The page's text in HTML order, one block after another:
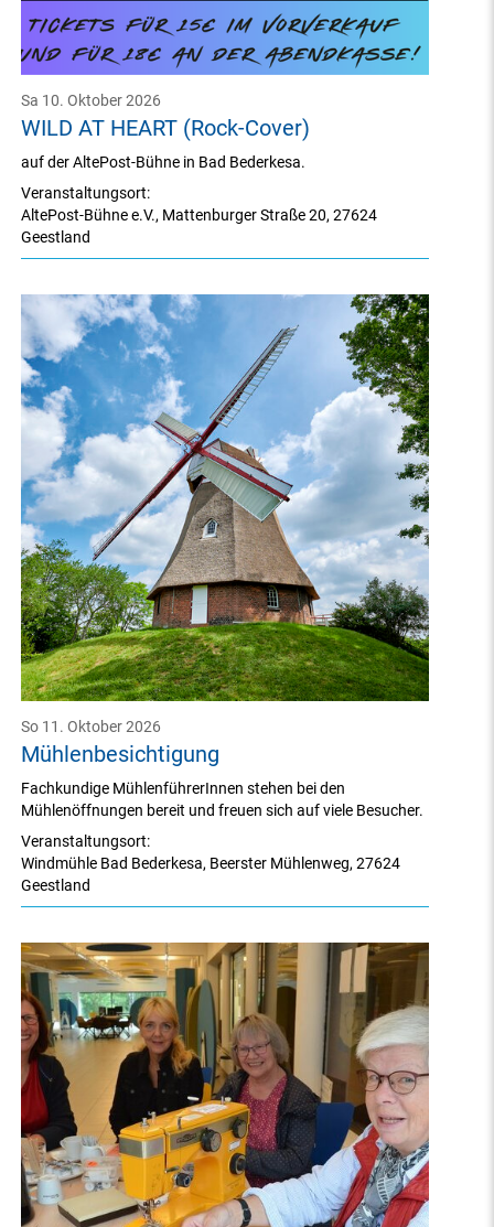
WILD AT HEART (Rock-Cover)
Sa 10. Oktober 2026
Veranstaltungsort:
AltePost-Bühne e.V., Mattenburger Straße 20,27624
Geestland
auf der AltePost-Bühne in Bad Bederkesa.
Mühlenbesichtigung
So 11. Oktober 2026
Veranstaltungsort:
Windmühle Bad Bederkesa, Beerster Mühlenweg,27624
Geestland
Fachkundige MühlenführerInnen stehen bei den
Mühlenöffnungen bereit und freuen sich auf viele Besucher.